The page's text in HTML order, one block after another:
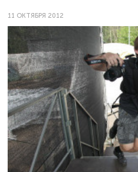
11 ОКТЯБРЯ 2012